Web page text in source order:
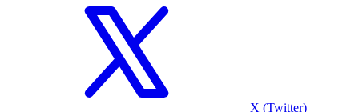
X (Twitter)